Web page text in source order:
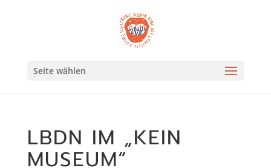
Seite wählen
LBDN IM „KEIN
MUSEUM“